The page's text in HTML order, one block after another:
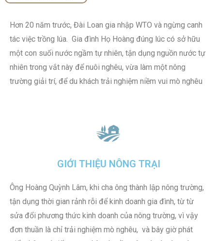
Hơn 20 năm trước, Đài Loan gia nhập WTO và ngừng canh
tác việc trồng lúa. Gia đình Họ Hoàng đúng lúc có sở hữu
một con suối nước ngầm tự nhiên, tận dụng nguồn nước tự
nhiên trong vắt này để nuôi nghêu, vừa làm một nông
trường giải trí, để du khách trải nghiệm niềm vui mò nghêu
GIỚI THIỆU NÔNG TRẠI
Ông Hoàng Quỳnh Lâm, khi cha ông thành lập nông trường,
tận dụng thời gian rảnh rỗi để kinh doanh gia đình, từ từ
sửa đổi phương thức kinh doanh của nông trường, vì vậy
đơn thuần là chỉ trải nghiệm mò nghêu, và bây giờ phát